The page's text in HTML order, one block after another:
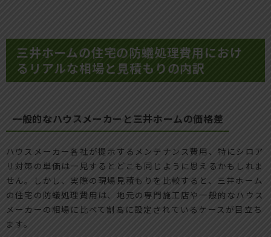
三井ホームの住宅の防蟻処理費用におけ
るリアルな相場と見積もりの内訳
一般的なハウスメーカーと三井ホームの価格差
ハウスメーカー各社が提示するメンテナンス費用、特にシロア
リ対策の単価は一見するとどこも同じように思えるかもしれま
せん。しかし、実際の現場見積もりを比較すると、三井ホーム
の住宅の防蟻処理費用は、地元の専門施工店や一般的なハウス
メーカーの相場に比べて割高に設定されているケースが目立ち
ます。